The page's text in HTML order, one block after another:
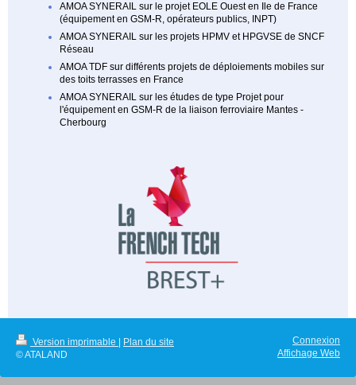
AMOA SYNERAIL sur le projet EOLE Ouest en Ile de France
(équipement en GSM-R, opérateurs publics, INPT)
AMOA SYNERAIL sur les projets HPMV et HPGVSE de SNCF
Réseau
AMOA TDF sur différents projets de déploiements mobiles sur
des toits terrasses en France
AMOA SYNERAIL sur les études de type Projet pour
l'équipement en GSM-R de la liaison ferroviaire Mantes -
Cherbourg
Version imprimable
Plan du site
© ATALAND
Connexion
Affichage Web